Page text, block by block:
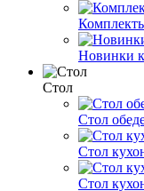
Новинки
Стол
Стол
Стол
Стол